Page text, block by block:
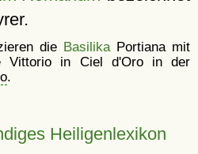
die BasilikaPortiana mit
Vittorio in Ciel d'Oro in der
.
Heiligenlexikon